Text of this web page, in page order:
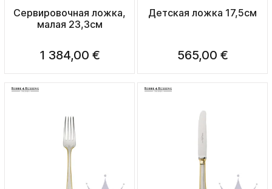
Сервировочная ложка,
малая 23,3см
1 384,00 €
Детская ложка 17,5см
565,00 €